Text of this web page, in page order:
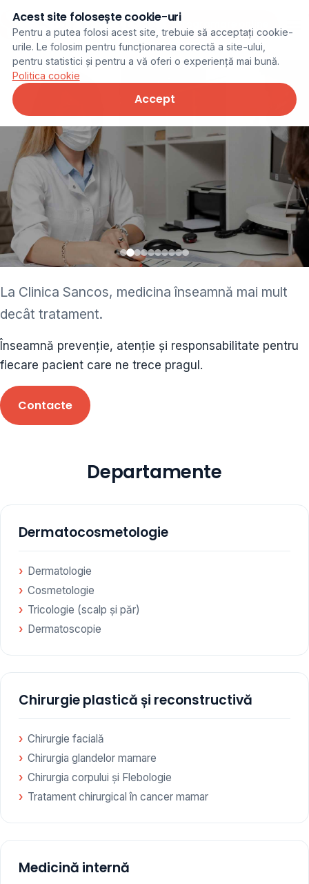
Programare online
ginecolog • cardiolog •
ORL • endocrinolog
Cât și alte specialități medicale, toate în cadrul aceleiași
Clinici
Programare
La Clinica Sancos, medicina înseamnă mai mult
decât tratament.
Înseamnă prevenție, atenție și responsabilitate pentru
fiecare pacient care ne trece pragul.
Contacte
Departamente
Dermatocosmetologie
Dermatologie
Cosmetologie
Tricologie (scalp și păr)
Dermatoscopie
Chirurgie plastică și reconstructivă
Chirurgie facială
Chirurgia glandelor mamare
Chirurgia corpului și Flebologie
Tratament chirurgical în cancer mamar
Medicină internă
Acest site folosește cookie-uri
Pentru a putea folosi acest site, trebuie să acceptați cookie-
urile. Le folosim pentru funcționarea corectă a site-ului,
pentru statistici și pentru a vă oferi o experiență mai bună.
Politica cookie
Accept